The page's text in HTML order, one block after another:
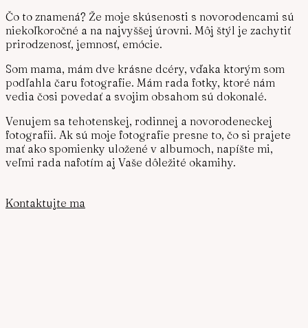
Čo to znamená? Že moje skúsenosti s novorodencami sú
niekoľkoročné a na najvyššej úrovni. Môj štýl je zachytiť
prirodzenosť, jemnosť, emócie.
Som mama, mám dve krásne dcéry, vďaka ktorým som
podľahla čaru fotografie. Mám rada fotky, ktoré nám
vedia čosi povedať a svojim obsahom sú dokonalé.
Venujem sa tehotenskej, rodinnej a novorodeneckej
fotografii. Ak sú moje fotografie presne to, čo si prajete
mať ako spomienky uložené v albumoch, napíšte mi,
veľmi rada nafotím aj Vaše dôležité okamihy.
Kontaktujte ma